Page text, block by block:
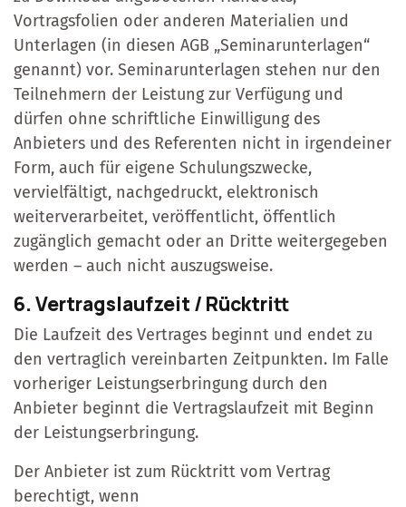
Vortragsfolien oder anderen Materialien und
Unterlagen (in diesen AGB „Seminarunterlagen“
genannt) vor. Seminarunterlagen stehen nur den
Teilnehmern der Leistung zur Verfügung und
dürfen ohne schriftliche Einwilligung des
Anbieters und des Referenten nicht in irgendeiner
Form, auch für eigene Schulungszwecke,
vervielfältigt, nachgedruckt, elektronisch
weiterverarbeitet, veröffentlicht, öffentlich
zugänglich gemacht oder an Dritte weitergegeben
werden – auch nicht auszugsweise.
6. Vertragslaufzeit / Rücktritt
Die Laufzeit des Vertrages beginnt und endet zu
den vertraglich vereinbarten Zeitpunkten. Im Falle
vorheriger Leistungserbringung durch den
Anbieter beginnt die Vertragslaufzeit mit Beginn
der Leistungserbringung.
Der Anbieter ist zum Rücktritt vom Vertrag
berechtigt, wenn